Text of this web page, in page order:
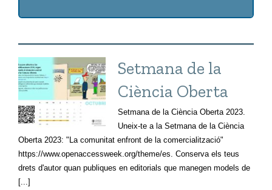
Setmana de la
Ciència Oberta
Setmana de la Ciència Oberta 2023.
Uneix-te a la Setmana de la Ciència
Oberta 2023: "La comunitat enfront de la comercialització"
https://www.openaccessweek.org/theme/es. Conserva els teus
drets d'autor quan publiques en editorials que manegen models de
[...]